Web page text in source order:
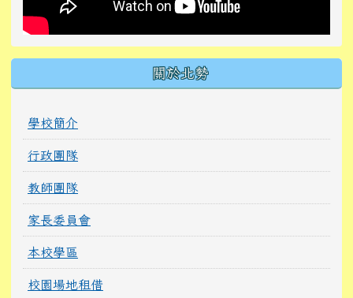
關於北勢
學校簡介
行政團隊
教師團隊
家長委員會
本校學區
校園場地租借